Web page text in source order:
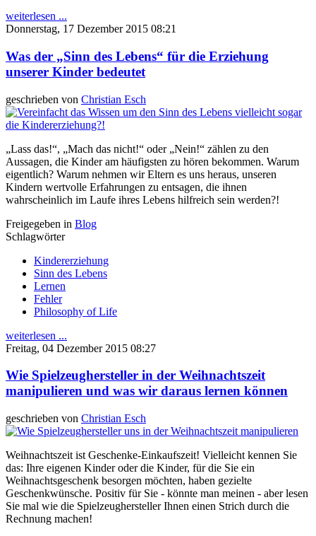
weiterlesen ...
Donnerstag, 17 Dezember 2015 08:21
Was der „Sinn des Lebens“ für die Erziehung
unserer Kinder bedeutet
geschrieben von Christian Esch
„Lass das!“, „Mach das nicht!“ oder „Nein!“ zählen zu den
Aussagen, die Kinder am häufigsten zu hören bekommen. Warum
eigentlich? Warum nehmen wir Eltern es uns heraus, unseren
Kindern wertvolle Erfahrungen zu entsagen, die ihnen
wahrscheinlich im Laufe ihres Lebens hilfreich sein werden?!
Freigegeben in Blog
Schlagwörter
Kindererziehung
Sinn des Lebens
Lernen
Fehler
Philosophy of Life
weiterlesen ...
Freitag, 04 Dezember 2015 08:27
Wie Spielzeughersteller in der Weihnachtszeit
manipulieren und was wir daraus lernen können
geschrieben von Christian Esch
Weihnachtszeit ist Geschenke-Einkaufszeit! Vielleicht kennen Sie
das: Ihre eigenen Kinder oder die Kinder, für die Sie ein
Weihnachtsgeschenk besorgen möchten, haben gezielte
Geschenkwünsche. Positiv für Sie - könnte man meinen - aber lesen
Sie mal wie die Spielzeughersteller Ihnen einen Strich durch die
Rechnung machen!